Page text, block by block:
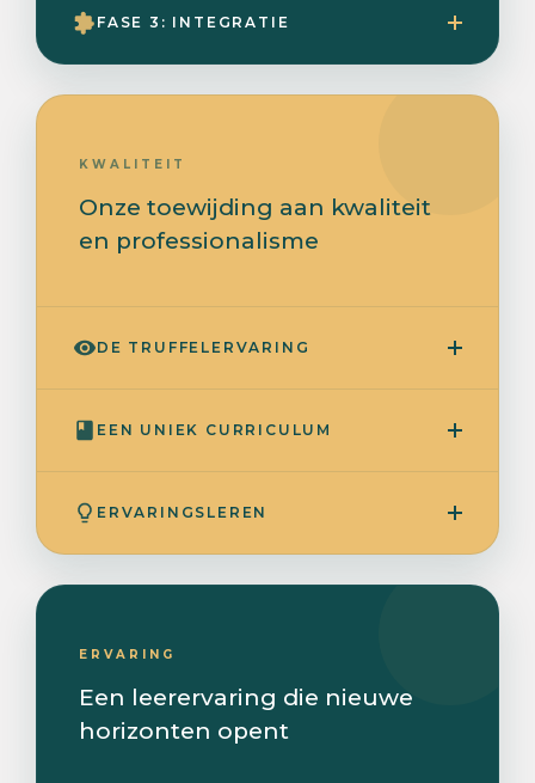
FASE 3: INTEGRATIE
KWALITEIT
Onze toewijding aan kwaliteit
en professionalisme
DE TRUFFELERVARING
EEN UNIEK CURRICULUM
ERVARINGSLEREN
ERVARING
Een leerervaring die nieuwe
horizonten opent